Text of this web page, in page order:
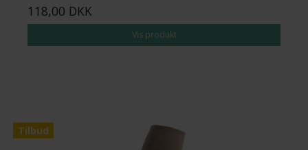
118,00 DKK
Vis produkt
Tilbud